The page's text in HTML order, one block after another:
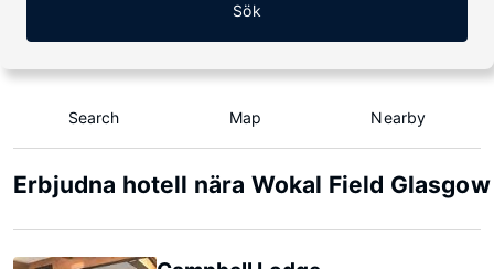
Sök
Search Map Nearby
Erbjudna hotell nära Wokal Field